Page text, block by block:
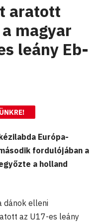
aratott
magyar
leány Eb-
Európa-
fordulójában a
a holland
dánok elleni
az U17-es leány